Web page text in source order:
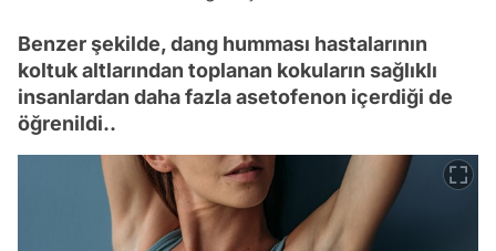
Benzer şekilde, dang humması hastalarının
koltuk altlarından toplanan kokuların sağlıklı
insanlardan daha fazla asetofenon içerdiği de
öğrenildi..